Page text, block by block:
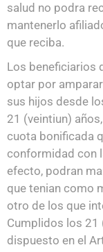
salud no podra
mantenerlo
que reciba.
Los beneficiarios
optar por
sus hijos desde
21 (veintiun)
cuota bonificada
conformidad con
efecto, podran
que tenian como
otro de los que
Cumplidos los 21
dispuesto en el